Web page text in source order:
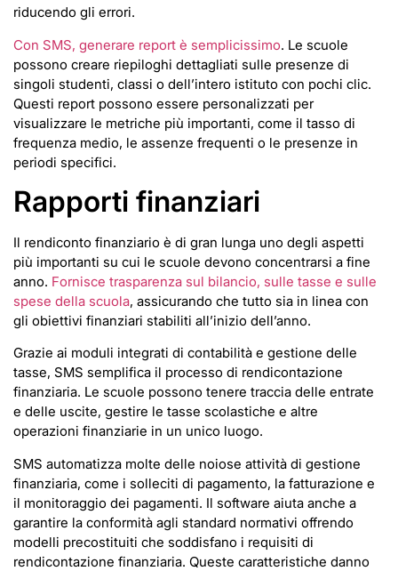
riducendo gli errori.
Con SMS, generare report è semplicissimo. Le scuole
possono creare riepiloghi dettagliati sulle presenze di
singoli studenti, classi o dell’intero istituto con pochi clic.
Questi report possono essere personalizzati per
visualizzare le metriche più importanti, come il tasso di
frequenza medio, le assenze frequenti o le presenze in
periodi specifici.
Rapporti finanziari
Il rendiconto finanziario è di gran lunga uno degli aspetti
più importanti su cui le scuole devono concentrarsi a fine
anno. Fornisce trasparenza sul bilancio, sulle tasse e sulle
spese della scuola, assicurando che tutto sia in linea con
gli obiettivi finanziari stabiliti all’inizio dell’anno.
Grazie ai moduli integrati di contabilità e gestione delle
tasse, SMS semplifica il processo di rendicontazione
finanziaria. Le scuole possono tenere traccia delle entrate
e delle uscite, gestire le tasse scolastiche e altre
operazioni finanziarie in un unico luogo.
SMS automatizza molte delle noiose attività di gestione
finanziaria, come i solleciti di pagamento, la fatturazione e
il monitoraggio dei pagamenti. Il software aiuta anche a
garantire la conformità agli standard normativi offrendo
modelli precostituiti che soddisfano i requisiti di
rendicontazione finanziaria. Queste caratteristiche danno